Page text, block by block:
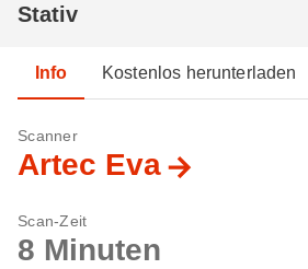
Stativ
Info Kostenlos herunterladen
Scanner
Artec Eva
Scan-Zeit
8 Minuten